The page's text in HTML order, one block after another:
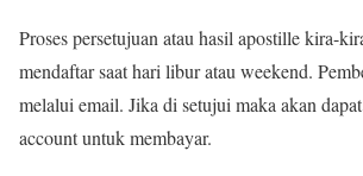
Proses persetujuan atau hasil apostille kira-
mendaftar saat hari libur atau weekend.
melalui email. Jika di setujui maka akan
account untuk membayar.